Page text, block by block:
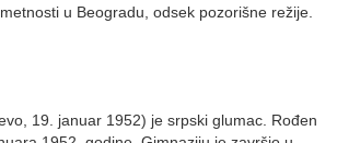
u Beogradu, odsek pozorišne režije.
19. januar 1952) je srpski glumac. Rođen